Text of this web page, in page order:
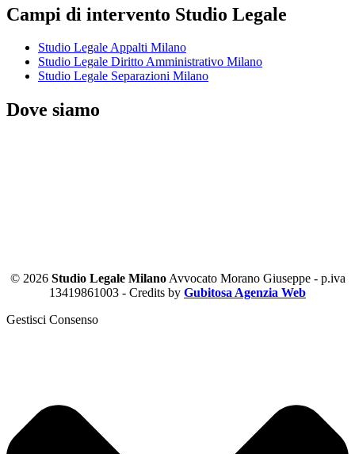
Campi di intervento Studio Legale
Studio Legale Appalti Milano
Studio Legale Diritto Amministrativo Milano
Studio Legale Separazioni Milano
Dove siamo
© 2026 Studio Legale MilanoAvvocato Morano Giuseppe - p.iva
13419861003 - Credits by Gubitosa Agenzia Web
Gestisci Consenso